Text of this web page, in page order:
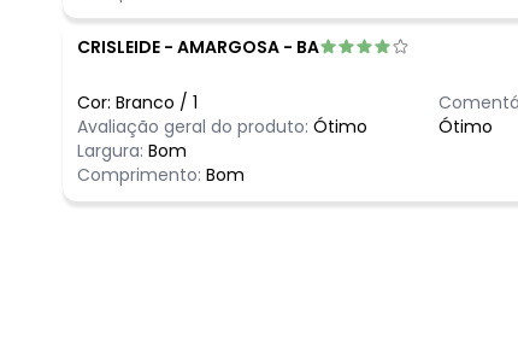
CRISLEIDE - AMARGOSA - BA
Cor: Branco / 1
Avaliação geral do produto: Ótimo
Largura: Bom
Comprimento: Bom
Ótimo